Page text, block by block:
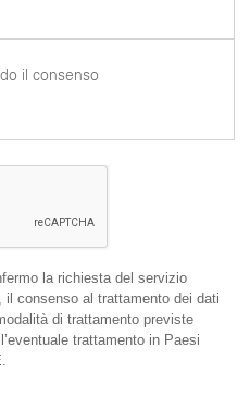
il consenso
la richiesta del servizio
il consenso al trattamento dei dati
di trattamento previste
trattamento in Paesi